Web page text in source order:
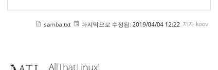
samba.txt 마지막으로 수정됨: 2019/04/04 12:22 저자 koov
AllThatLinux!